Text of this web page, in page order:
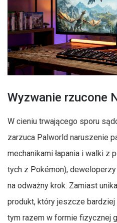
Wyzwanie rzucone
W cieniu trwającego sporu
zarzuca Palworld naruszenie
mechanikami łapania i walki z
tych z Pokémon),
na odważny krok. Zamiast
produkt, który jeszcze bardziej
tym razem w formie fizycznej